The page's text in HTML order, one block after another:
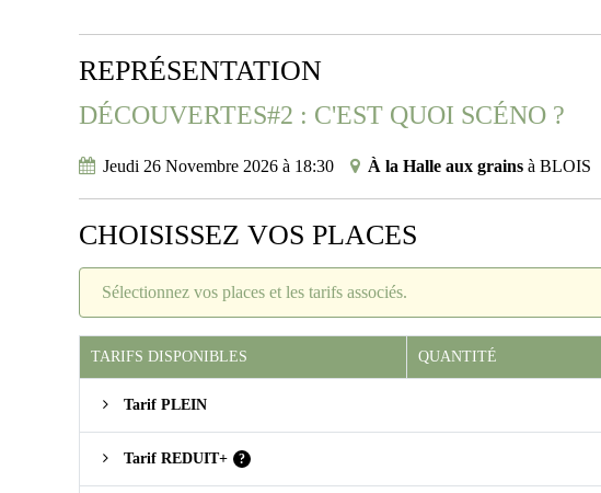
REPRÉSENTATION
DÉCOUVERTES#2 : C'EST QUOI SCÉNO ?
Jeudi 26 Novembre 2026 à 18:30 À la Halle aux grains à BLOIS
CHOISISSEZ VOS PLACES
Sélectionnez vos places et les tarifs associés.
TARIFS DISPONIBLES QUANTITÉ
Tarif PLEIN
Tarif REDUIT+ ?